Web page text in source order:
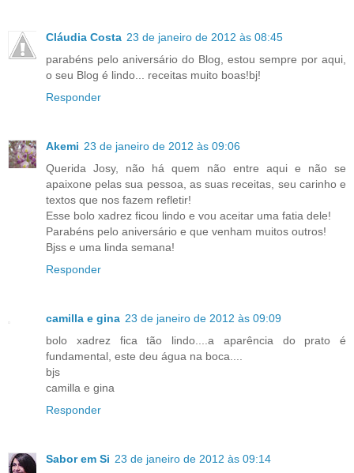
Cláudia Costa 23 de janeiro de 2012 às 08:45
parabéns pelo aniversário do Blog, estou sempre por aqui,
o seu Blog é lindo... receitas muito boas!bj!
Responder
Akemi 23 de janeiro de 2012 às 09:06
Querida Josy, não há quem não entre aqui e não se
apaixone pelas sua pessoa, as suas receitas, seu carinho e
textos que nos fazem refletir!
Esse bolo xadrez ficou lindo e vou aceitar uma fatia dele!
Parabéns pelo aniversário e que venham muitos outros!
Bjss e uma linda semana!
Responder
camilla e gina 23 de janeiro de 2012 às 09:09
bolo xadrez fica tão lindo....a aparência do prato é
fundamental, este deu água na boca....
bjs
camilla e gina
Responder
Sabor em Si 23 de janeiro de 2012 às 09:14